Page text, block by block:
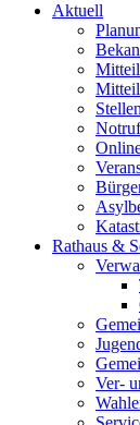
Aktuell
Rathaus &
Ver-